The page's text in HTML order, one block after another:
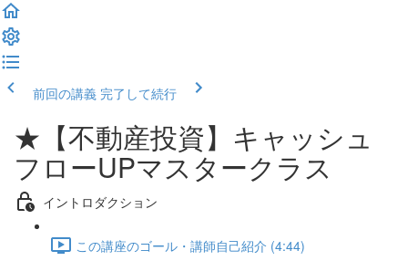
前回の講義 完了して続行
★【不動産投資】キャッシュ
フローUPマスタークラス
イントロダクション
この講座のゴール・講師自己紹介 (4:44)